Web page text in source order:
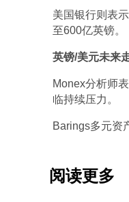
美国银行则表
至600亿英镑。
英镑/美元未来
Monex分析师
临持续压力。
Barings多元资
阅读更多